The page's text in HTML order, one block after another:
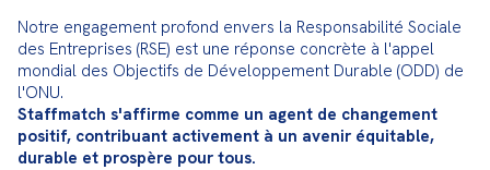
Notre engagement profond envers la Responsabilité Sociale
des Entreprises (RSE) est une réponse concrète à l'appel
mondial des Objectifs de Développement Durable (ODD) de
Staffmatch s'affirme comme un agent de changement
positif, contribuant activement à un avenir équitable,
durable et prospère pour tous.